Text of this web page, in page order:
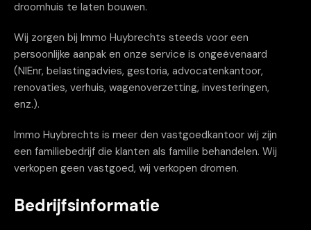
droomhuis te laten bouwen.
Wij zorgen bij Immo Huybrechts steeds voor een
persoonlijke aanpak en onze service is ongeëvenaard
(NIEnr, belastingadvies, gestoria, advocatenkantoor,
renovaties, verhuis, wagenoverzetting, investeringen,
enz.).
Immo Huybrechts is meer den vastgoedkantoor wij zijn
een familiebedrijf die klanten als familie behandelen. Wij
verkopen geen vastgoed, wij verkopen dromen.
Bedrijfsinformatie